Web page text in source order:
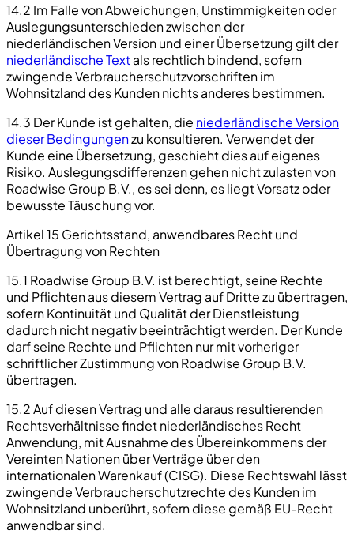
14.2 Im Falle von Abweichungen, Unstimmigkeiten oder
Auslegungsunterschieden zwischen der
niederländischen Version und einer Übersetzung gilt der
niederländische Textals rechtlich bindend, sofern
zwingende Verbraucherschutzvorschriften im
Wohnsitzland des Kunden nichts anderes bestimmen.
14.3 Der Kunde ist gehalten, die niederländische Version
dieser Bedingungenzu konsultieren. Verwendet der
Kunde eine Übersetzung, geschieht dies auf eigenes
Risiko. Auslegungsdifferenzen gehen nicht zulasten von
Roadwise Group B.V., es sei denn, es liegt Vorsatz oder
bewusste Täuschung vor.
Artikel 15 Gerichtsstand, anwendbares Recht und
Übertragung von Rechten
15.1 Roadwise Group B.V. ist berechtigt, seine Rechte
und Pflichten aus diesem Vertrag auf Dritte zu übertragen,
sofern Kontinuität und Qualität der Dienstleistung
dadurch nicht negativ beeinträchtigt werden. Der Kunde
darf seine Rechte und Pflichten nur mit vorheriger
schriftlicher Zustimmung von Roadwise Group B.V.
übertragen.
15.2 Auf diesen Vertrag und alle daraus resultierenden
Rechtsverhältnisse findet niederländisches Recht
Anwendung, mit Ausnahme des Übereinkommens der
Vereinten Nationen über Verträge über den
internationalen Warenkauf (CISG). Diese Rechtswahl lässt
zwingende Verbraucherschutzrechte des Kunden im
Wohnsitzland unberührt, sofern diese gemäß EU-Recht
anwendbar sind.